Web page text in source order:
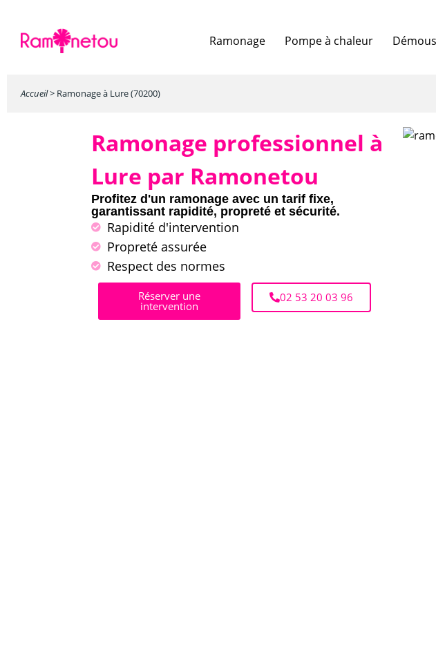
Ramonage Pompe à chaleur
Accueil> Ramonage à Lure (70200)
Ramonage professionnel à
Lure par Ramonetou
Profitez d'un ramonage avec un tarif fixe,
garantissant rapidité, propreté et sécurité.
Rapidité d'intervention
Propreté assurée
Respect des normes
Réserver une
intervention
02 53 20 03 96